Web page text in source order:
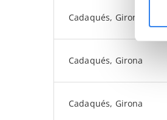
Cadaqués, Girona
Cadaqués, Girona
Cadaqués, Girona